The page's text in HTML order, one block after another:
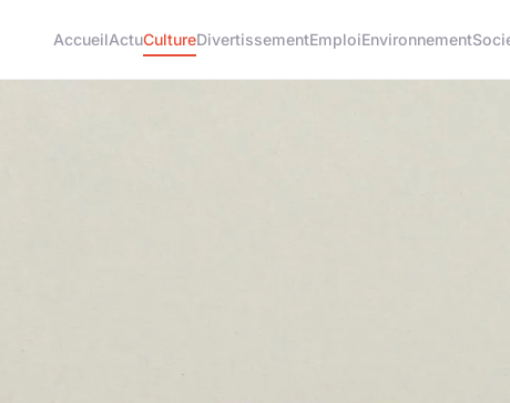
AccueilActuCultureDivertissementEmploiEnvironnement